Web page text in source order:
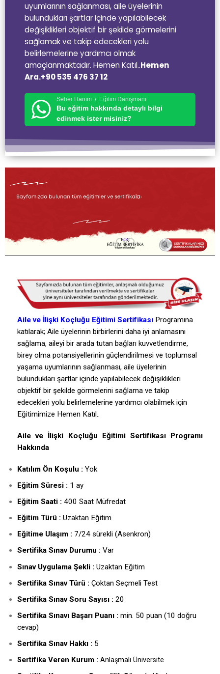
uyumlarının sağlanması, aile üyelerinin
bulundukları şartlar içinde yapılabilecek
değişiklikleri objektif bir şekilde görmelerini
sağlamak ve takip edecekleri yolu
belirlemelerine yardımcı olmak
amaçlanmaktadır. Hemen Katıl..Hemen
Ara.+90 535 476 37 12
Seher Hanım / Eğitim Danışmanı
Bu eğitim hakkında detaylı bilgi
edinmek ister misiniz?
Aile ve İlişki Koçluğu Eğitimi Sertifikası Programına
katılarak; Aile üyelerinin birbirlerini daha iyi anlamasını
sağlama, aileyi bir arada tutan bağları kuvvetlendirme,
birey olma potansiyellerinin güçlendirilmesi ve toplumsal
yaşama uyumlarının sağlanması, aile üyelerinin
bulundukları şartlar içinde yapılabilecek değişiklikleri
objektif bir şekilde görmelerini sağlama ve takip
edecekleri yolu belirlemelerine yardımcı olabilmek için
Eğitimimize Hemen Katıl..
Aile ve İlişki Koçluğu Eğitimi Sertifikası Programı
Hakkında
Katılım Ön Koşulu : Yok
Eğitim Süresi : 1 ay
Eğitim Saati : 400 Saat Müfredat
Eğitim Türü : Uzaktan Eğitim
Eğitime Ulaşım : 7/24 sürekli (Asenkron)
Sertifika Sınav Durumu : Var
Sınav Uygulama Şekli : Uzaktan Eğitim
Sertifika Sınav Türü : Çoktan Seçmeli Test
Sertifika Sınav Soru Sayısı : 20
Sertifika Sınavı Başarı Puanı : min. 50 puan (10 doğru
cevap)
Sertifika Sınav Hakkı : 5
Sertifika Veren Kurum : Anlaşmalı Üniversite